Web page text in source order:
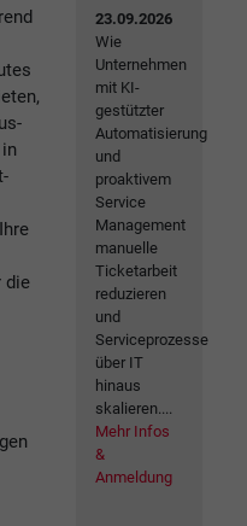
die
23.09.2026
Wie
Unternehmen
mit KI-
gestützter
Automatisierung
und
proaktivem
Service
Management
manuelle
Ticketarbeit
reduzieren
und
Serviceprozesse
über IT
hinaus
skalieren....
Mehr Infos
&
Anmeldung